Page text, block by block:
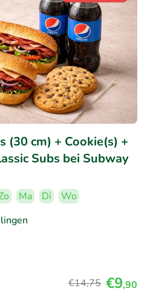
(30 cm) + Cookie(s) +
Subs bei Subway
Ma Di
Wo
€14,75 €9,90